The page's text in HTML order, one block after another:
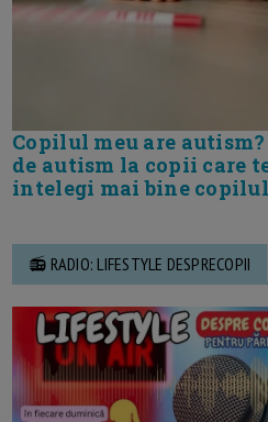
Copilul meu are
de autism la copii care
intelegi mai bine copilul
📻 RADIO: LIFESTYLE DESPRECOPII